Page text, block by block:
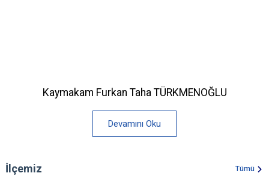
Kaymakam Furkan Taha TÜRKMENOĞLU
Devamını Oku
İlçemiz Tümü